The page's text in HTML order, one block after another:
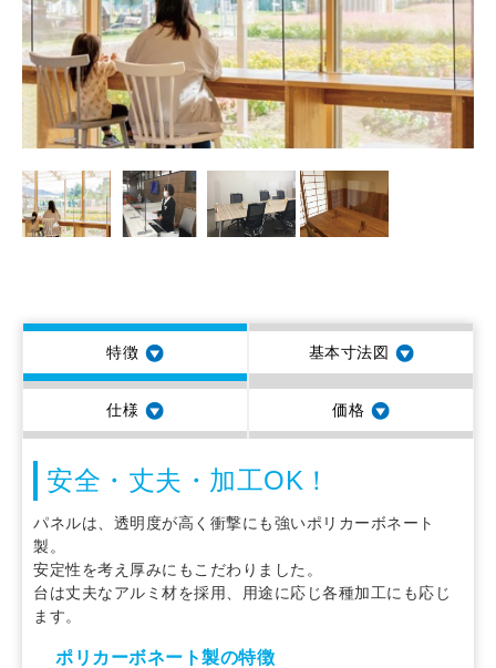
特徴 基本寸法図
仕様 価格
安全・丈夫・加工OK！
パネルは、透明度が高く衝撃にも強いポリカーボネート
製。
安定性を考え厚みにもこだわりました。
台は丈夫なアルミ材を採用、用途に応じ各種加工にも応じ
ます。
ポリカーボネート製の特徴